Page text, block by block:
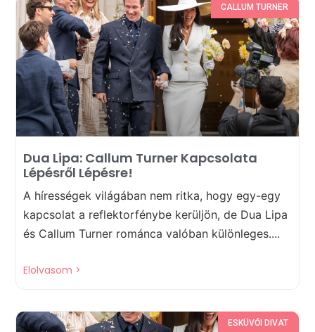
CALLUM TURNER
Dua Lipa: Callum Turner Kapcsolata
Lépésről Lépésre!
A hírességek világában nem ritka, hogy egy-egy
kapcsolat a reflektorfénybe kerüljön, de Dua Lipa
és Callum Turner románca valóban különleges....
Elolvasom >
ESKÜVŐI DIVAT